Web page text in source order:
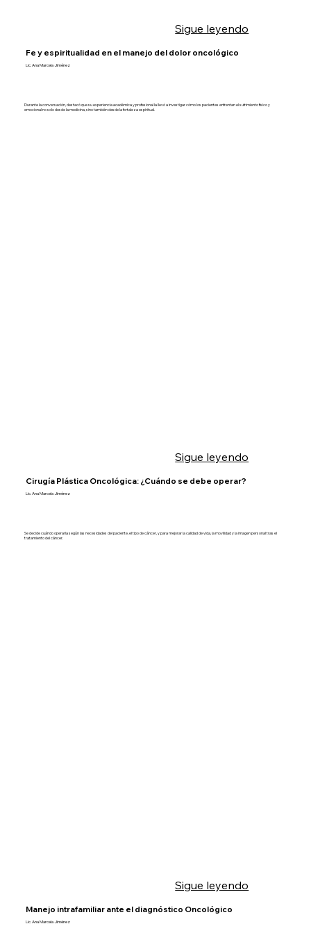
Sigue leyendo
Fe y espiritualidad en el manejo del dolor oncológico
Lic. Ana Marcela Jiménez
Durante la conversación, destacó que su experiencia académica y profesional la llevó a investigar cómo los pacientes enfrentan el sufrimiento físico y
emocional no solo desde la medicina, sino también desde la fortaleza espiritual.
Sigue leyendo
Cirugía Plástica Oncológica: ¿Cuándo se debe operar?
Lic. Ana Marcela Jiménez
Se decide cuándo operarla según las necesidades del paciente, el tipo de cáncer, y para mejorar la calidad de vida, la movilidad y la imagen personal tras el
tratamiento del cáncer.
Sigue leyendo
Manejo intrafamiliar ante el diagnóstico Oncológico
Lic. Ana Marcela Jiménez